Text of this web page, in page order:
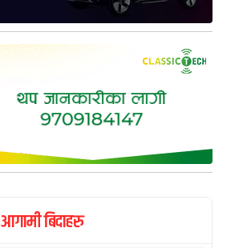
आगामी बिदाहरु